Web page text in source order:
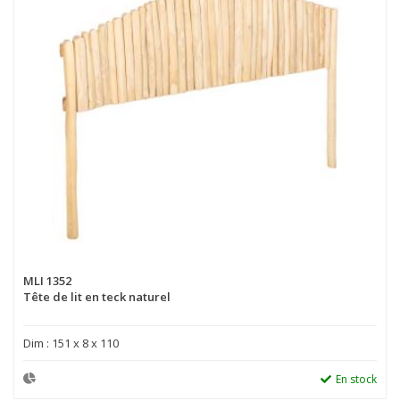
MLI 1352
Tête de lit en teck naturel
Dim : 151 x 8 x 110
En stock